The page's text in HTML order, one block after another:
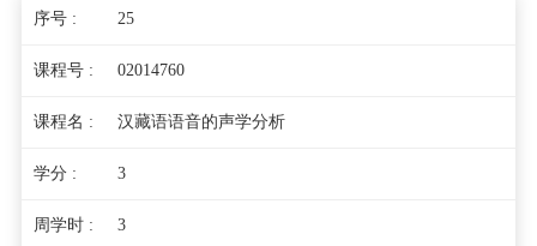
25
02014760
汉藏语语音的声学分析
3
3